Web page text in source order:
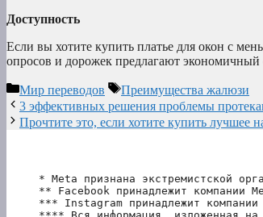
Доступность
Если вы хотите купить платье для окон с
опросов и дорожек предлагают
Рубрики
Мир переводов Метки
Преимущества жалюзи
3 эффективных решения проблемы
Прочтите это, если хотите купить лучшее
* Meta признана экстремистской
** Facebook принадлежит компании
*** Instagram принадлежит компании